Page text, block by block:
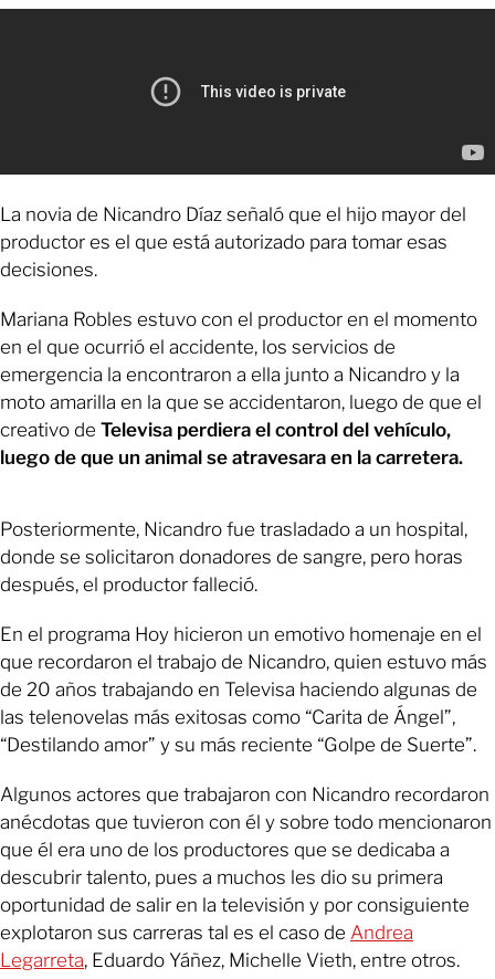
La novia de Nicandro Díaz señaló que el hijo mayor del
productor es el que está autorizado para tomar esas
decisiones.
Mariana Robles estuvo con el productor en el momento
en el que ocurrió el accidente, los servicios de
emergencia la encontraron a ella junto a Nicandro y la
moto amarilla en la que se accidentaron, luego de que el
creativo de Televisa perdiera el control del vehículo,
luego de que un animal se atravesara en la carretera.
Posteriormente, Nicandro fue trasladado a un hospital,
donde se solicitaron donadores de sangre, pero horas
después, el productor falleció.
En el programa Hoy hicieron un emotivo homenaje en el
que recordaron el trabajo de Nicandro, quien estuvo más
de 20 años trabajando en Televisa haciendo algunas de
las telenovelas más exitosas como “Carita de Ángel”,
“Destilando amor” y su más reciente “Golpe de Suerte”.
Algunos actores que trabajaron con Nicandro recordaron
anécdotas que tuvieron con él y sobre todo mencionaron
que él era uno de los productores que se dedicaba a
descubrir talento, pues a muchos les dio su primera
oportunidad de salir en la televisión y por consiguiente
explotaron sus carreras tal es el caso de Andrea
Legarreta, Eduardo Yáñez, Michelle Vieth, entre otros.